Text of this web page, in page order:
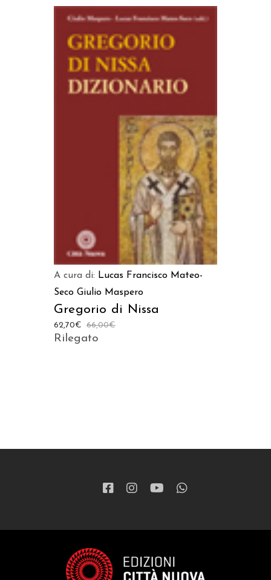
AGGIUNGI AL CARRELLO
A cura di: Lucas Francisco Mateo-
Seco Giulio Maspero
Gregorio di Nissa
66,00€
62,70€
Rilegato